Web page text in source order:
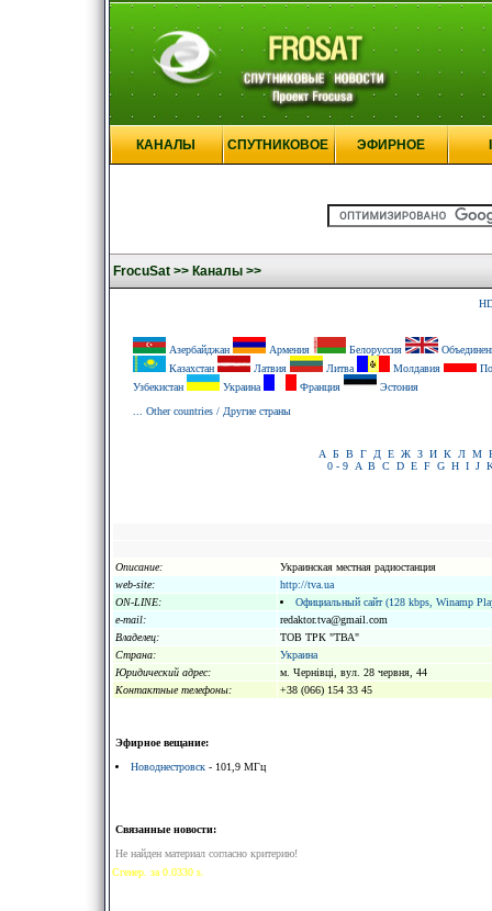
КАНАЛЫ СПУТНИКОВОЕ ЭФИРНОЕ
FrocuSat >> Каналы >>
Азербайджан Армения Белоруссия
Казахстан
Латвия Литва Молдавия
Узбекистан
Украина Франция
Эстония
... Other countries / Другие страны
А Б В Г Д Е Ж З И К Л М
0 - 9
A B C D E F G H I J
Описание:
Украинская местная радиостанция
web-site:
http://tva.ua
ON-LINE:
Официальный сайт (128 kbps, Winamp
e-mail:
redaktor.tva@gmail.com
Владелец:
ТОВ ТРК "ТВА"
Страна:
Украина
Юридический адрес:
м. Чернівці, вул. 28 червня, 44
Kонтактные телефоны:
+38 (066) 154 33 45
Эфирное вещание:
Новоднестровск - 101,9 МГц
Связанные новости:
Не найден материал согласно критерию!
Сгенер. за 0.0330 s.